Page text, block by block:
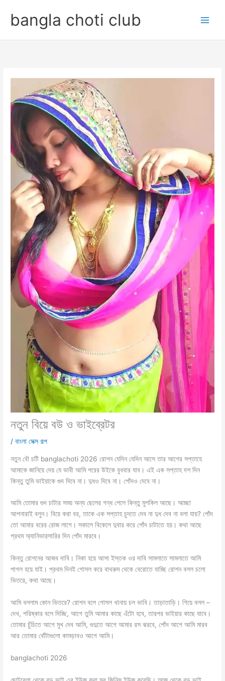
contentbangla choti club
নতুন বিয়ে বউ ও ভাইব্রেটর
/বাংলা সেক্স গল্প
নতুন বৌ চটি banglachoti 2026 রোশন যেদিন যেদিন আসে তার আগের সপ্তাহে
আমাকে জানিয়ে দেয় যে ভাবী আমি পরের উইকে বুধবার যাব। এই এক সপ্তাহ দশ দিন
কিন্তু তুমি ভাইয়াকে গুদ দিবে না। দুধও দিবে না। পোঁদও দেবে না।
আমি তোমার গুদ চাটার সময় অন্য ছেলের গন্ধ পেলে কিন্তু মুশকিল আছে। আচ্ছা
আপনারাই বলুন। বিয়ে করা বর, তাকে এক সপ্তাহ চুদতে দেব না দুধ দেব না বলা যায়? পোঁদ
তো আমার বরের রোজ লাগে। সকালে বিকেলে দুবার করে পোঁদ চাটাতে হয়। কথা আছে
প্রথম অ্যানিভারসারির দিন পোঁদ মারবে।
কিন্তু রোশনের আজব দাবি। নিকা হয়ে আসা ইস্তক ওর দাবি সামলাতে সামলাতে আমি
পাগল হয়ে যাই। প্রথম দিনই গোসল করে বাথরুম থেকে বেরোতে যাচ্ছি রোশন বলল চলো
ভিতরে, কথা আছে।
আমি বললাম কোন ভিতরে? রোশন বলে গোসল খানায় চল ভাবি। তাড়াতাড়ি। গিয়ে বলল –
দেখ, পরিষ্কার বলে দিচ্ছি, আগে তুমি আমার কাছে এঁটো হবে, তারপর ভাইয়ার কাছে যাবে।
তোমার চুঁচিতে আগে মুখ দেব আমি, গুদুতে আগে আমার রস ঝরবে, পোঁদ আগে আমি মারব
আর তোমার বোঁটাগুলো কামড়াবও আগে আমি।
banglachoti 2026